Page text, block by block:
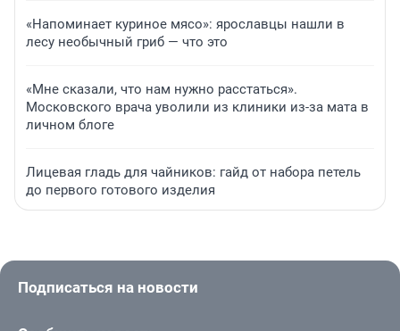
«Напоминает куриное мясо»: ярославцы нашли в
лесу необычный гриб — что это
«Мне сказали, что нам нужно расстаться».
Московского врача уволили из клиники из-за мата в
личном блоге
Лицевая гладь для чайников: гайд от набора петель
до первого готового изделия
Подписаться на новости